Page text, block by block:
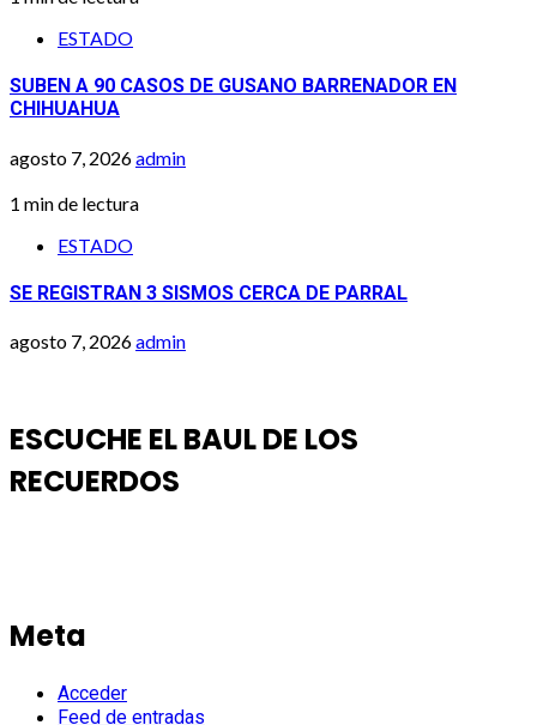
ESTADO
SUBEN A 90 CASOS DE GUSANO BARRENADOR EN
CHIHUAHUA
agosto 7, 2026admin
1 min de lectura
ESTADO
SE REGISTRAN 3 SISMOS CERCA DE PARRAL
agosto 7, 2026admin
ESCUCHE EL BAUL DE LOS
RECUERDOS
Meta
Acceder
Feed de entradas